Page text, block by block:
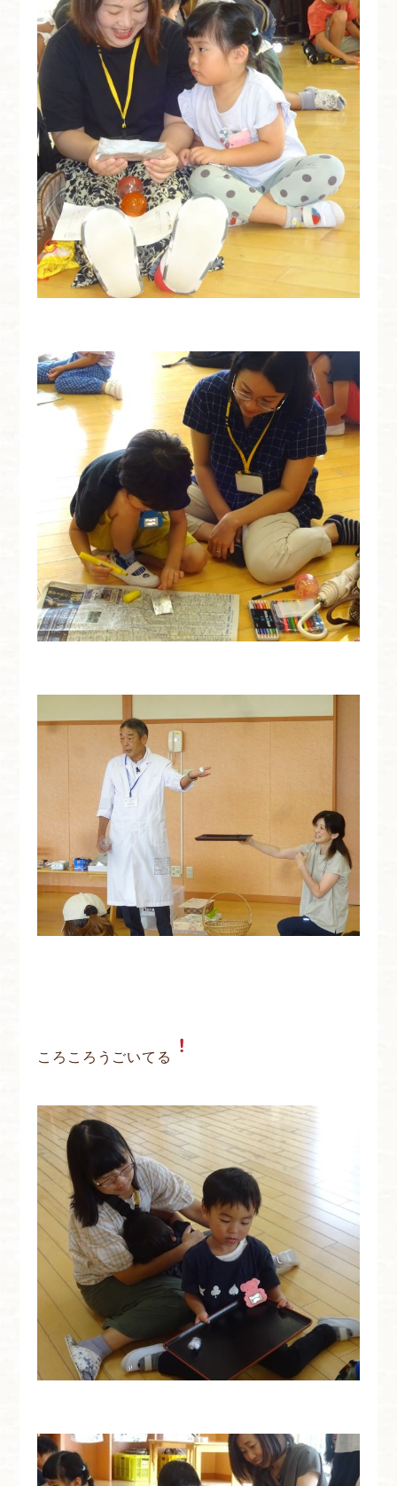
ころころうごいてる